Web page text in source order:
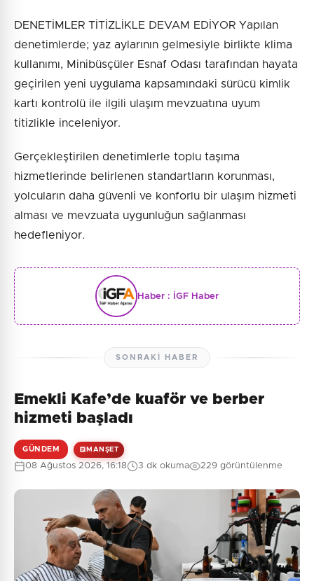
DENETİMLER TİTİZLİKLE DEVAM EDİYOR Yapılan
denetimlerde; yaz aylarının gelmesiyle birlikte klima
kullanımı, Minibüsçüler Esnaf Odası tarafından hayata
geçirilen yeni uygulama kapsamındaki sürücü kimlik
kartı kontrolü ile ilgili ulaşım mevzuatına uyum
titizlikle inceleniyor.
Gerçekleştirilen denetimlerle toplu taşıma
hizmetlerinde belirlenen standartların korunması,
yolcuların daha güvenli ve konforlu bir ulaşım hizmeti
alması ve mevzuata uygunluğun sağlanması
hedefleniyor.
Haber : İGF Haber
SONRAKI HABER
Emekli Kafe’de kuaför ve berber
hizmeti başladı
GÜNDEM MANŞET
08 Ağustos 2026, 16:18 3 dk okuma 229 görüntülenme